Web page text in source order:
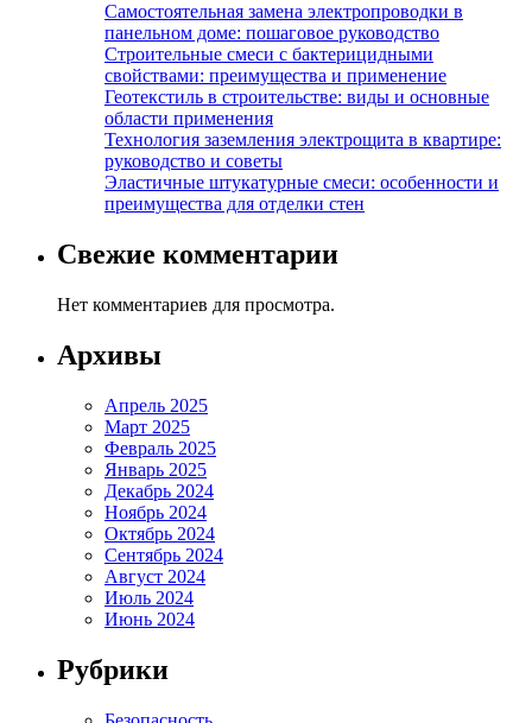
Самостоятельная замена электропроводки в
панельном доме: пошаговое руководство
Строительные смеси с бактерицидными
свойствами: преимущества и применение
Геотекстиль в строительстве: виды и основные
области применения
Технология заземления электрощита в квартире:
руководство и советы
Эластичные штукатурные смеси: особенности и
преимущества для отделки стен
Свежие комментарии
Нет комментариев для просмотра.
Архивы
Апрель 2025
Март 2025
Февраль 2025
Январь 2025
Декабрь 2024
Ноябрь 2024
Октябрь 2024
Сентябрь 2024
Август 2024
Июль 2024
Июнь 2024
Рубрики